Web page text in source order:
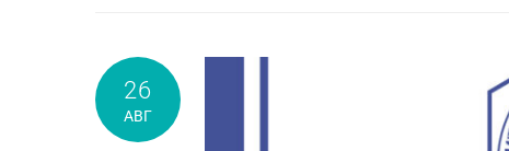
26
АВГ